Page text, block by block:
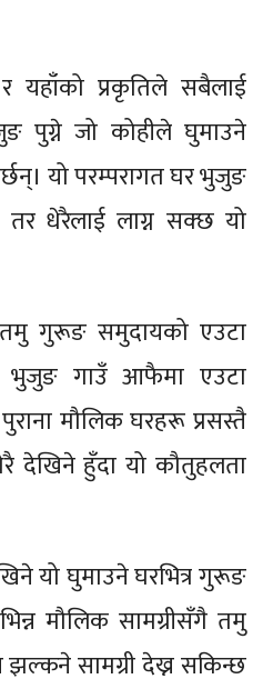
प्रकृतिले सबैलाई
पुग्ने जो कोहीले घुमाउने
यो परम्परागत घर भुजुङ
धेरैलाई लाग्न सक्छ यो
गुरूङ समुदायको एउटा
गाउँ आफैमा एउटा
मौलिक घरहरू प्रसस्तै
देखिने हुँदा यो कौतुहलता
यो घुमाउने घरभित्र गुरूङ
मौलिक सामग्रीसँगै तमु
सामग्री देख्न सकिन्छ